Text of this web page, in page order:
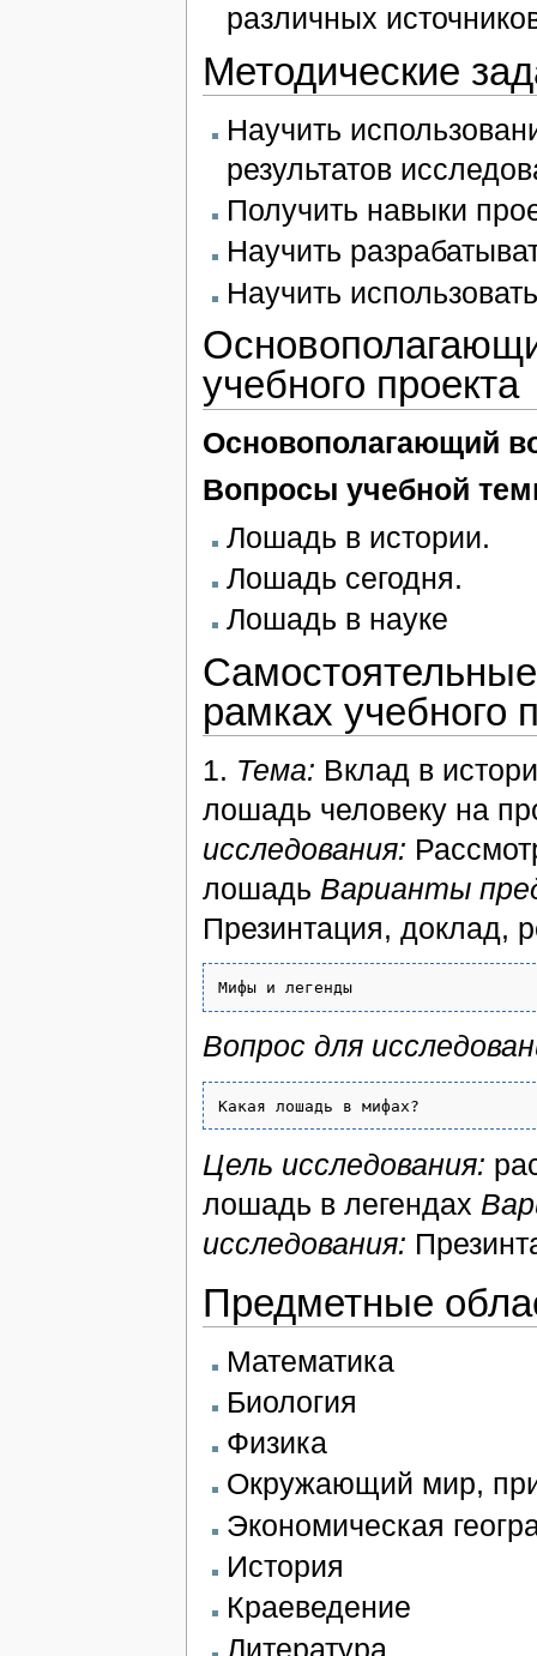
различных
Методические
Научить
результатов
Получить навыки
Научить
Научить
учебного проекта
Основополагающий
Вопросы учебной
Лошадь в истории.
Лошадь сегодня.
Лошадь в науке
рамках учебного
1. Тема: Вклад в
лошадь человеку на
исследования:
лошадь Варианты
Презинтация, доклад,
Вопрос для
Цель исследования:
лошадь в легендах
исследования:
Предметные
Математика
Биология
Физика
Окружающий мир,
Экономическая
История
Краеведение
Литература